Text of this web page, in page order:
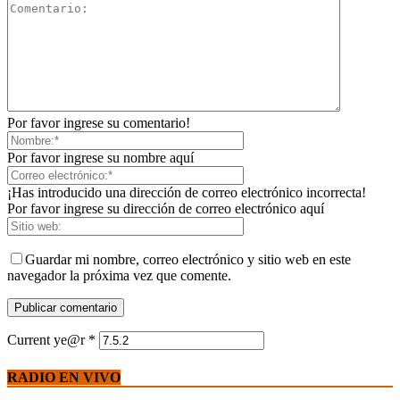
Por favor ingrese su comentario!
Por favor ingrese su nombre aquí
¡Has introducido una dirección de correo electrónico incorrecta!
Por favor ingrese su dirección de correo electrónico aquí
Guardar mi nombre, correo electrónico y sitio web en este
navegador la próxima vez que comente.
Current ye@r *
RADIO EN VIVO